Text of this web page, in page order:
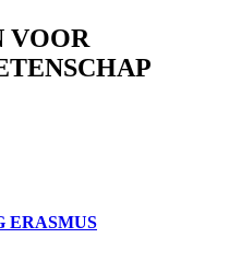
VOOR
ERASMUS